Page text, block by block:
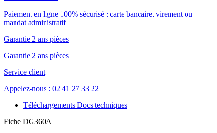
Paiement en ligne 100% sécurisé : carte bancaire, virement ou
mandat administratif
Garantie 2 ans pièces
Garantie 2 ans pièces
Service client
Appelez-nous : 02 41 27 33 22
Téléchargements Docs techniques
Fiche DG360A